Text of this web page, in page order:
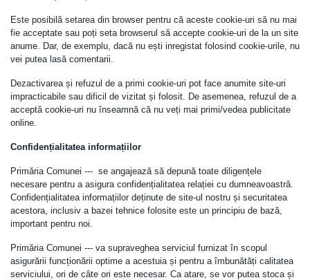
Este posibilă setarea din browser pentru că aceste cookie-uri să nu mai
fie acceptate sau poți seta browserul să accepte cookie-uri de la un site
anume. Dar, de exemplu, dacă nu ești inregistat folosind cookie-urile, nu
vei putea lasă comentarii.
Dezactivarea și refuzul de a primi cookie-uri pot face anumite site-uri
impracticabile sau dificil de vizitat și folosit. De asemenea, refuzul de a
acceptă cookie-uri nu înseamnă că nu veți mai primi/vedea publicitate
online.
Confidențialitatea informațiilor
Primăria Comunei --- se angajează să depună toate diligențele
necesare pentru a asigura confidențialitatea relației cu dumneavoastră.
Confidențialitatea informațiilor deținute de site-ul nostru și securitatea
acestora, inclusiv a bazei tehnice folosite este un principiu de bază,
important pentru noi.
Primăria Comunei --- va supraveghea serviciul furnizat în scopul
asigurării funcționării optime a acestuia și pentru a îmbunătăți calitatea
serviciului, ori de câte ori este necesar. Ca atare, se vor putea stoca și